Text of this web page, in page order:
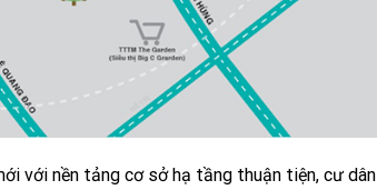
với nền tảng cơ sở hạ tầng thuận tiện, cư dân